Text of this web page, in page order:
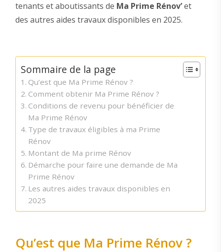
tenants et aboutissants de Ma Prime Rénov’et
des autres aides travaux disponibles en 2025.
Sommaire de la page
Qu’est que Ma Prime Rénov ?
Comment obtenir Ma Prime Rénov ?
Conditions de revenu pour bénéficier de
Ma Prime Rénov
Type de travaux éligibles à ma Prime
Rénov
Montant de Ma prime Rénov
Démarche pour faire une demande de Ma
Prime Rénov
Les autres aides travaux disponibles en
2025
Qu’est que Ma Prime Rénov ?